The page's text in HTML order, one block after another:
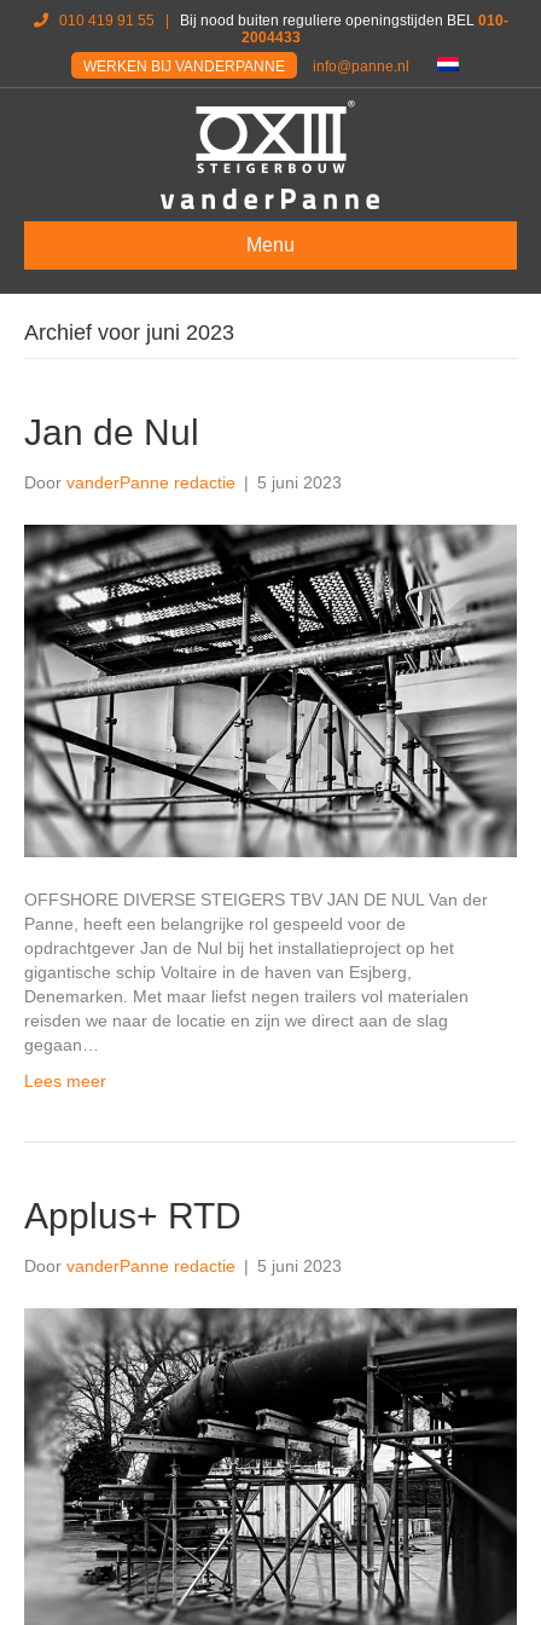
010 419 91 55 Bij nood buiten reguliere openingstijden BEL 010-
2004433
WERKEN BIJ VANDERPANNE
info@panne.nl
Menu
Archief voor juni 2023
Jan de Nul
Door vanderPanne redactie | 5 juni 2023
OFFSHORE DIVERSE STEIGERS TBV JAN DE NUL Van der
Panne, heeft een belangrijke rol gespeeld voor de
opdrachtgever Jan de Nul bij het installatieproject op het
gigantische schip Voltaire in de haven van Esjberg,
Denemarken. Met maar liefst negen trailers vol materialen
reisden we naar de locatie en zijn we direct aan de slag
gegaan…
Lees meer
Applus+ RTD
Door vanderPanne redactie | 5 juni 2023